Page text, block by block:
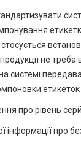
не
системі
про рівень
інформації про